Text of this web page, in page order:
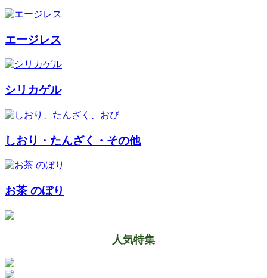
エージレス
シリカゲル
しおり・たんざく・その他
お茶 のぼり
人気特集